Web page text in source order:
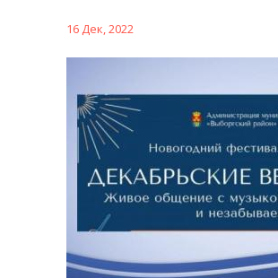
16 Дек, 2022